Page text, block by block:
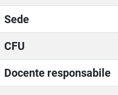
Sede
CFU
Docente responsabile